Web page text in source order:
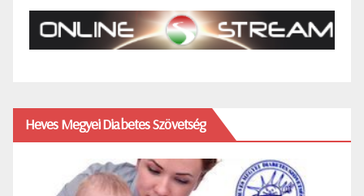
Heves Megyei Diabetes Szövetség